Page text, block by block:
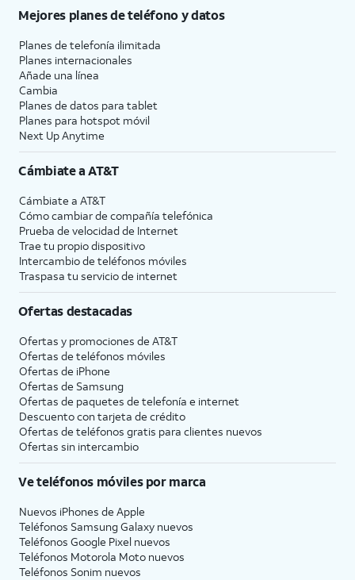
Mejores planes de teléfono y datos
Planes de telefonía ilimitada
Planes internacionales
Añade una línea
Cambia
Planes de datos para tablet
Planes para hotspot móvil
Next Up Anytime
Cámbiate aAT&T
Cámbiate a AT&T
Cómo cambiar de compañía telefónica
Prueba de velocidad de Internet
Trae tu propio dispositivo
Intercambio de teléfonos móviles
Traspasa tu servicio de internet
Ofertas destacadas
Ofertas y promociones de AT&T
Ofertas de teléfonos móviles
Ofertas de iPhone
Ofertas de Samsung
Ofertas de paquetes de telefonía e internet
Descuento con tarjeta de crédito
Ofertas de teléfonos gratis para clientes nuevos
Ofertas sin intercambio
Ve teléfonos móviles por marca
Nuevos iPhones de Apple
Teléfonos Samsung Galaxy nuevos
Teléfonos Google Pixel nuevos
Teléfonos Motorola Moto nuevos
Teléfonos Sonim nuevos